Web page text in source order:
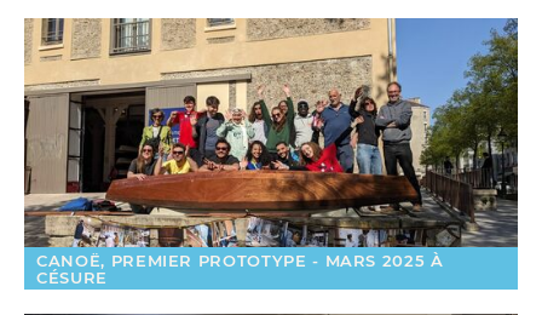
CANOË, PREMIER PROTOTYPE - MARS 2025 À
CÉSURE